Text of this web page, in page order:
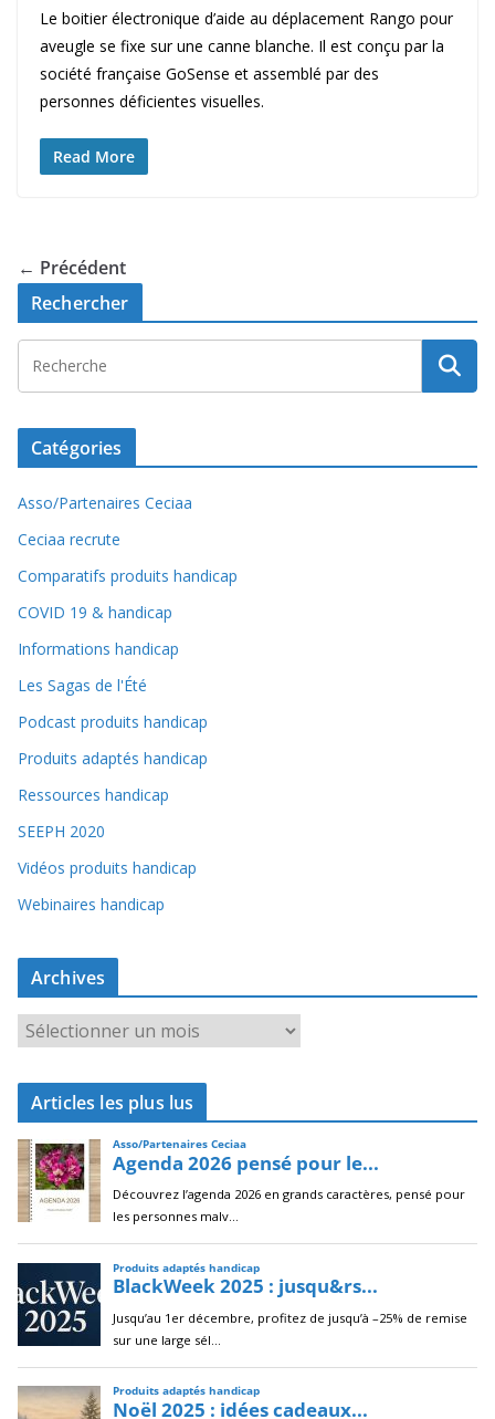
Le boitier électronique d’aide au déplacement Rango pour
aveugle se fixe sur une canne blanche. Il est conçu par la
société française GoSense et assemblé par des
personnes déficientes visuelles.
Read More
← Précédent
Rechercher
Catégories
Asso/Partenaires Ceciaa
Ceciaa recrute
Comparatifs produits handicap
COVID 19 & handicap
Informations handicap
Les Sagas de l'Été
Podcast produits handicap
Produits adaptés handicap
Ressources handicap
SEEPH 2020
Vidéos produits handicap
Webinaires handicap
Archives
c
i
v
e
s
Articles les plus lus